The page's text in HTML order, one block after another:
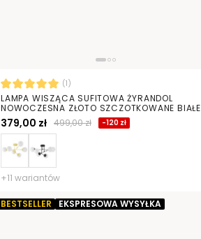
(1)
LAMPA WISZĄCA SUFITOWA ŻYRANDOL
NOWOCZESNA ZŁOTO SZCZOTKOWANE BIAŁE
KULE FINO 6 LED
379,00 zł 499,00 zł -120 zł
+11 wariantów
BESTSELLER EKSPRESOWA WYSYŁKA